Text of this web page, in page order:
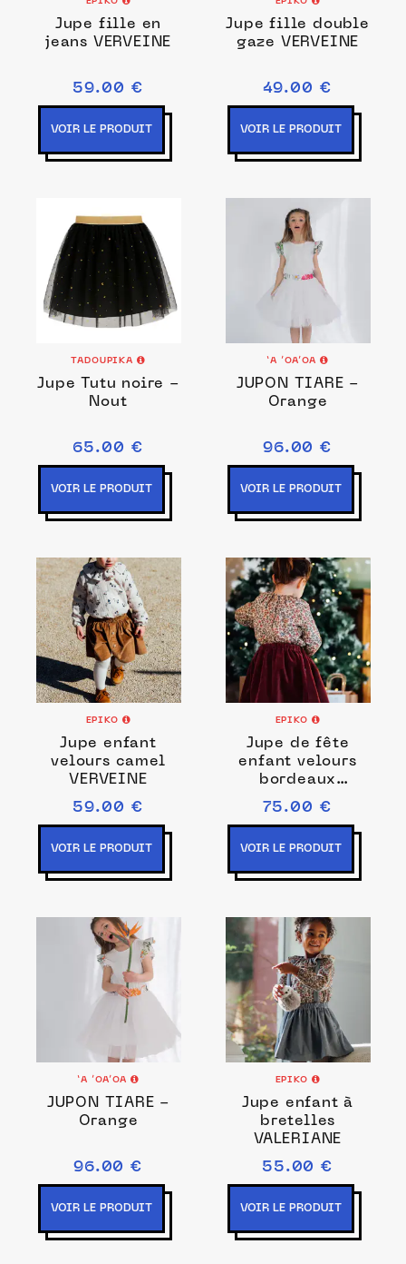
Jupe fille en
jeans VERVEINE
59.00 €
VOIR LE PRODUIT
Jupe fille double
gaze VERVEINE
49.00 €
VOIR LE PRODUIT
TADOUPIKA
Jupe Tutu noire -
Nout
65.00 €
VOIR LE PRODUIT
‘A ’OA’OA
JUPON TIARE -
Orange
96.00 €
VOIR LE PRODUIT
EPIKO
Jupe enfant
velours camel
VERVEINE
59.00 €
VOIR LE PRODUIT
EPIKO
Jupe de fête
enfant velours
bordeaux
VERVEINE
75.00 €
VOIR LE PRODUIT
‘A ’OA’OA
JUPON TIARE -
Orange
96.00 €
VOIR LE PRODUIT
EPIKO
Jupe enfant à
bretelles
VALERIANE
55.00 €
VOIR LE PRODUIT